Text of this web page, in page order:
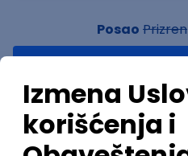
Posao Prizren
Poslovi iz drugih gradova.
Najnovije
POSLOVI NA MAIL